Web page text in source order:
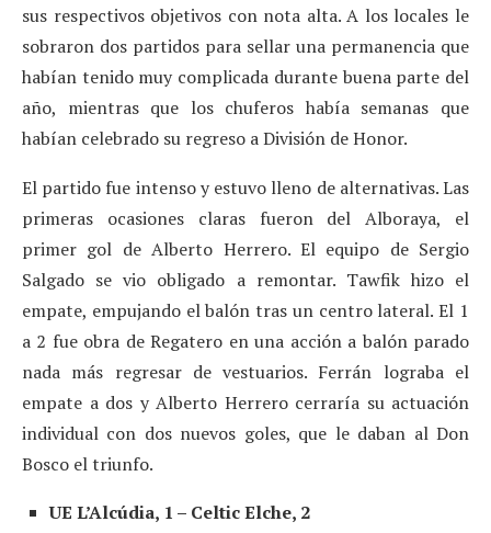
sus respectivos objetivos con nota alta. A los locales le
sobraron dos partidos para sellar una permanencia que
habían tenido muy complicada durante buena parte del
año, mientras que los chuferos había semanas que
habían celebrado su regreso a División de Honor.
El partido fue intenso y estuvo lleno de alternativas. Las
primeras ocasiones claras fueron del Alboraya, el
primer gol de Alberto Herrero. El equipo de Sergio
Salgado se vio obligado a remontar. Tawfik hizo el
empate, empujando el balón tras un centro lateral. El 1
a 2 fue obra de Regatero en una acción a balón parado
nada más regresar de vestuarios. Ferrán lograba el
empate a dos y Alberto Herrero cerraría su actuación
individual con dos nuevos goles, que le daban al Don
Bosco el triunfo.
UE L’Alcúdia, 1 – Celtic Elche, 2